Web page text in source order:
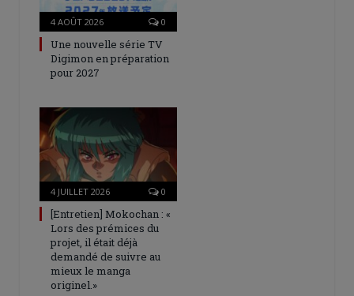
4 AOÛT 2026 0
Une nouvelle série TV
Digimon en préparation
pour 2027
4 JUILLET 2026 0
[Entretien] Mokochan : «
Lors des prémices du
projet, il était déjà
demandé de suivre au
mieux le manga
originel.»